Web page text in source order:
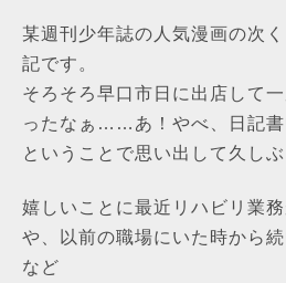
某週刊少年誌の人気漫画の次
記です。
そろそろ早口市日に出店して
ったなぁ……あ！やべ、日記書
ということで思い出して久しぶ
嬉しいことに最近リハビリ業
や、以前の職場にいた時から
など